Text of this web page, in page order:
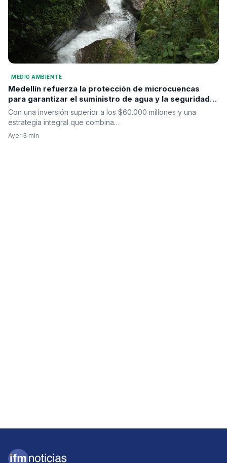
MEDIO AMBIENTE
Medellín refuerza la protección de microcuencas
para garantizar el suministro de agua y la seguridad
hídrica
Con una inversión superior a los $60.000 millones y una
estrategia integral que combina…
Ayer·3 min